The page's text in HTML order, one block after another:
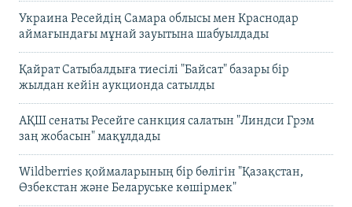
Украина Ресейдің Самара облысы мен Краснодар
аймағындағы мұнай зауытына шабуылдады
Қайрат Сатыбалдыға тиесілі "Байсат" базары бір
жылдан кейін аукционда сатылды
АҚШ сенаты Ресейге санкция салатын "Линдси Грэм
заң жобасын" мақұлдады
Wildberries қоймаларының бір бөлігін "Қазақстан,
Өзбекстан және Беларуське көшірмек"